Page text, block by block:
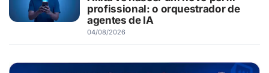
profissional: o orquestrador de
agentes de IA
04/08/2026